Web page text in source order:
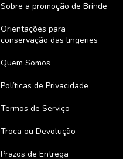
Sobre a promoção de Brinde
Orientações para
conservação das lingeries
Quem Somos
Políticas de Privacidade
Termos de Serviço
Troca ou Devolução
Prazos de Entrega